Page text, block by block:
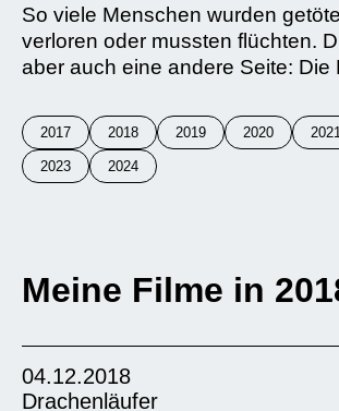
So viele Menschen wurden
verloren oder mussten flüchten.
aber auch eine andere Seite: Die
2017 2018 2019 2020
2023 2024
Meine Filme in
04.12.2018
Drachenläufer